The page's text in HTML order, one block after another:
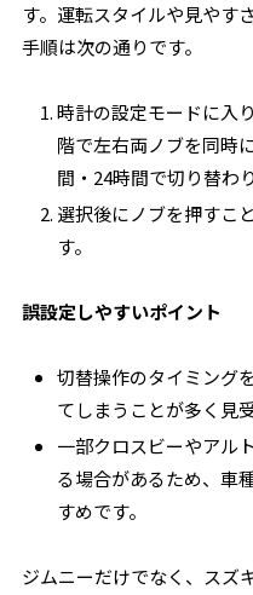
す。運転スタイルや見やす
手順は次の通りです。
時計の設定モードに入
階で左右両ノブを同時
間・24時間で切り替わ
選択後にノブを押すこ
す。
誤設定しやすいポイント
切替操作のタイミング
てしまうことが多く見
一部クロスビーやアル
る場合があるため、車
すめです。
ジムニーだけでなく、スズ